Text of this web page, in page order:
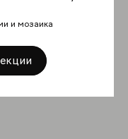
и мозаика